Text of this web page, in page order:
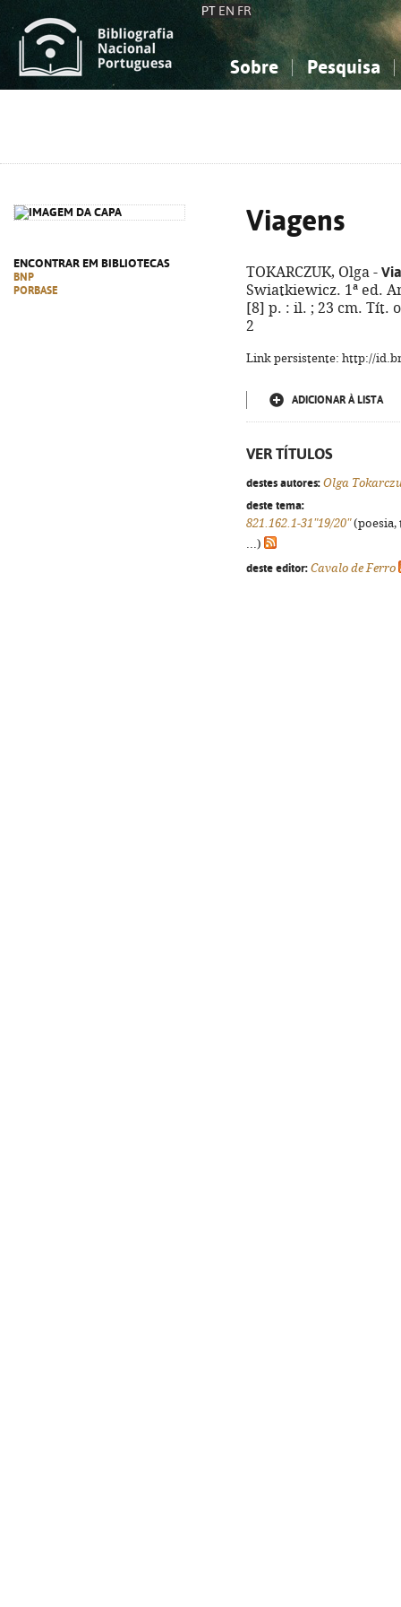
PT EN FR
Sobre Pesquisa
ENCONTRAR EM BIBLIOTECAS
BNP
PORBASE
Viagens
TOKARCZUK, Olga -
Swiatkiewicz. 1ª ed.
[8] p. : il. ; 23 cm. Tít.
2
Link persistente: http://
ADICIONAR À LISTA
VER TÍTULOS
destes autores: Olga
deste tema:
821.162.1-31"19/20"(poesia,
...)
deste editor: Cavalo de Ferro